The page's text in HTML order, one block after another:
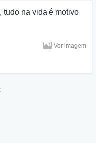
tudo na vida é motivo
Ver imagem